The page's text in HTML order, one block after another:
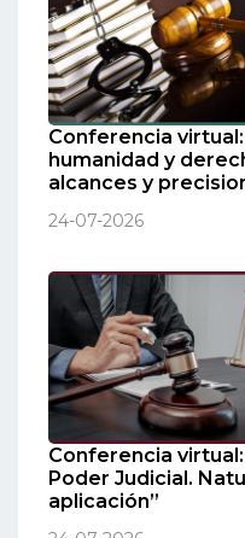
Conferencia
humanidad y
alcances y
24-07-2026
Conferencia
Poder Judicial.
aplicación”